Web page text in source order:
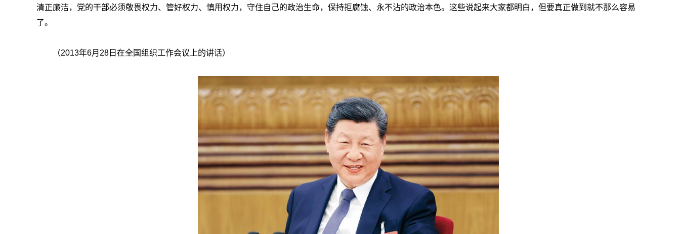
清正廉洁，党的干部必须敬畏权力、管好权力、慎用权力，守住自己的政治生命，保持拒腐蚀、永不沾的政治本色。这些说起来大家都明白，但要真正做到就不那么容易
了。
（2013年6月28日在全国组织工作会议上的讲话）